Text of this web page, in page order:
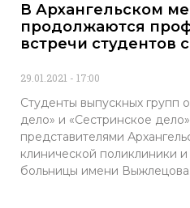
В Архангельском
продолжаются
встречи студентов
29.01.2021 17:00
Студенты выпускных групп
дело» и «Сестринское
представителями
клинической поликлиники
больницы имени